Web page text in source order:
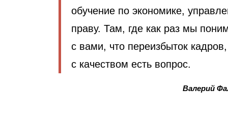
обучение по экономике,
праву. Там, где как раз мы
с вами, что переизбыток
с качеством есть вопрос.
Валерий